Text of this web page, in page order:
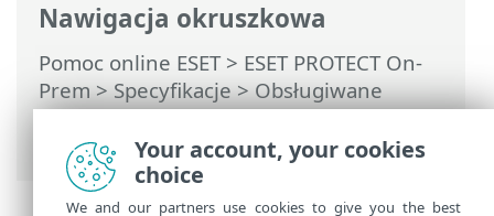
Nawigacja okruszkowa
Pomoc online ESET> ESET PROTECT On-
Prem>Specyfikacje> Obsługiwane
przeglądarki internetowe, produkty
zabezpieczające firmy ESET i języki
Your account, your cookies
choice
We and our partners use cookies to give you the best